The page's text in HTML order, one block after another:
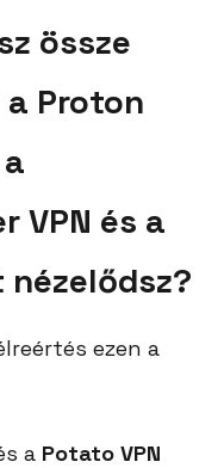
össze
Proton
VPN és a
nézelődsz?
ezen a
a Potato VPN